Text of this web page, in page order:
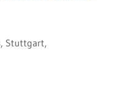
, Stuttgart,